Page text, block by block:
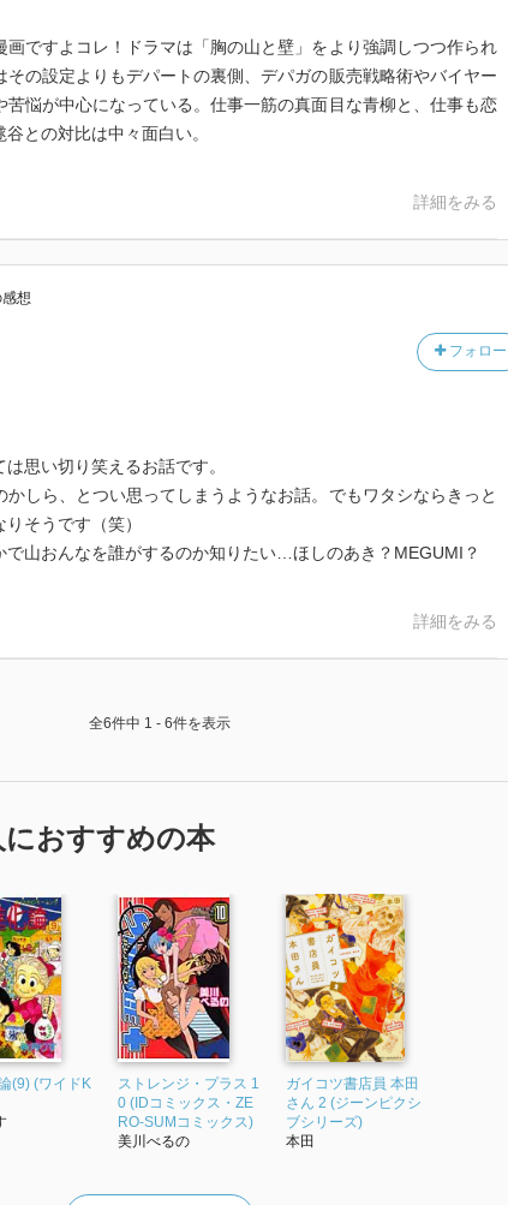
画ですよコレ！ドラマは「胸の山と壁」をより強調しつつ作られ
その設定よりもデパートの裏側、デパガの販売戦略術やバイヤー
苦悩が中心になっている。仕事一筋の真面目な青柳と、仕事も恋
との対比は中々面白い。
詳細をみる
想
フォロー
思い切り笑えるお話です。
しら、とつい思ってしまうようなお話。でもワタシならきっと
そうです（笑）
で山おんなを誰がするのか知りたい…ほしのあき？MEGUMI？
詳細をみる
全6件中 1 - 6件を表示
おすすめの本
(9) (ワイドK
ストレンジ・プラス 1
0 (IDコミックス・ZE
RO-SUMコミックス)
美川べるの
ガイコツ書店員 本田
さん 2 (ジーンピクシ
ブシリーズ)
本田